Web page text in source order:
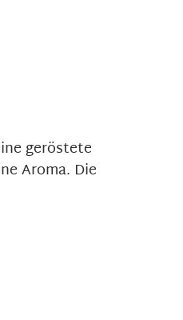
geröstete
Aroma. Die